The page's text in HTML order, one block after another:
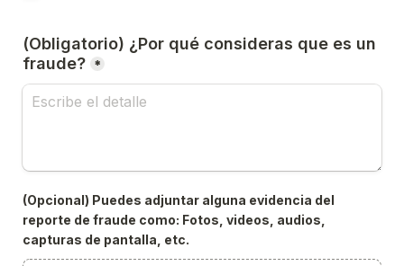
(Obligatorio) ¿Por qué consideras que es un
fraude? *
(Opcional) Puedes adjuntar alguna evidencia del
reporte de fraude como: Fotos, videos, audios,
capturas de pantalla, etc.